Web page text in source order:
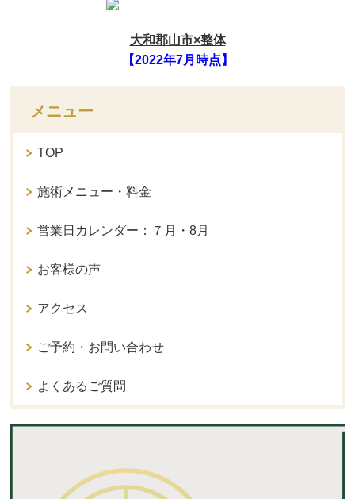
大和郡山市×整体
【2022年7月時点】
メニュー
TOP
施術メニュー・料金
営業日カレンダー：７月・8月
お客様の声
アクセス
ご予約・お問い合わせ
よくあるご質問